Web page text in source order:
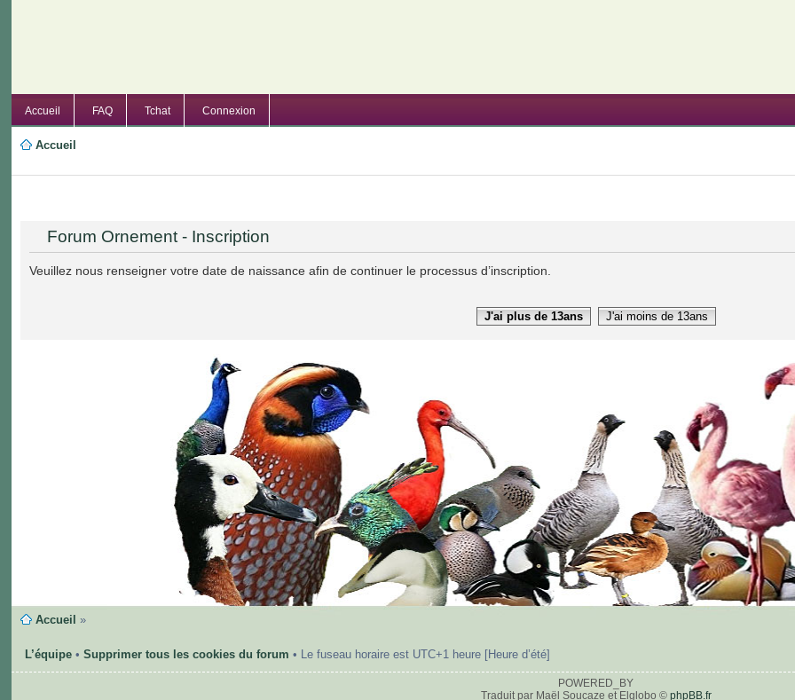
Accueil FAQ Tchat Connexion
Accueil
Forum Ornement - Inscription
Veuillez nous renseigner votre date de naissance afin de continuer le processus d’inscription.
J'ai plus de 13ans J'ai moins de 13ans
Accueil »
L’équipe •Supprimer tous les cookies du forum • Le fuseau horaire est UTC+1 heure [Heure d’été]
POWERED_BY
Traduit par Maël Soucaze et Elglobo © phpBB.fr